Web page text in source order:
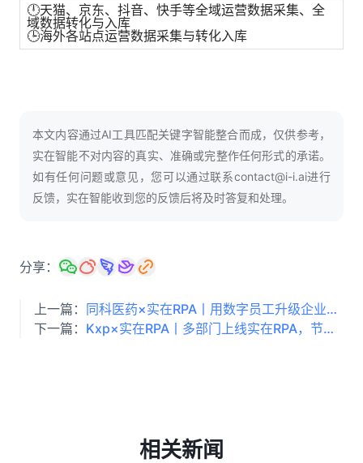
🕛天猫、京东、抖音、快手等全域运营数据采集、全
域数据转化与入库
🕒海外各站点运营数据采集与转化入库
本文内容通过AI工具匹配关键字智能整合而成，仅供参考，
实在智能不对内容的真实、准确或完整作任何形式的承诺。
如有任何问题或意见，您可以通过联系contact@i-i.ai进行
反馈，实在智能收到您的反馈后将及时答复和处理。
分享：
上一篇：
同科医药×实在RPA丨用数字员工升级企业自动化，半年提升人效10万+，节省人天280+
下一篇：
Kxp×实在RPA丨多部门上线实在RPA，节省人天超500！
相关新闻